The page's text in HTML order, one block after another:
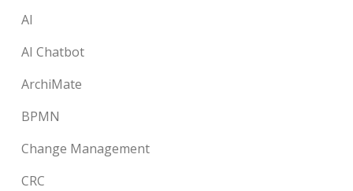
AI
AI Chatbot
ArchiMate
BPMN
Change Management
CRC